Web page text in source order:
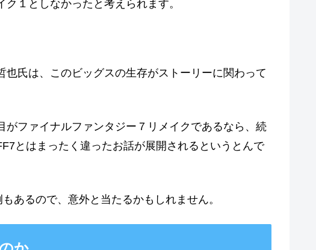
１としなかったと考えられます。
氏は、このビッグスの生存がストーリーに関わって
ファイナルファンタジー７リメイクであるなら、続
とはまったく違ったお話が展開されるというとんで
あるので、意外と当たるかもしれません。